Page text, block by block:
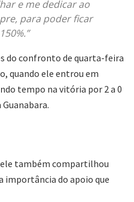
e me dedicar ao
para poder ficar
do confronto de quarta-feira
quando ele entrou em
tempo na vitória por 2 a 0
ele também compartilhou
importância do apoio que